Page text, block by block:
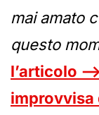
mai amato
questo
l’articolo
improvvisa